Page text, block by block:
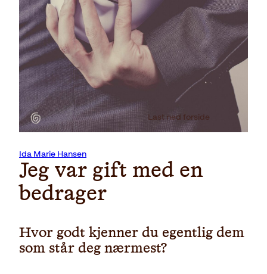
Last ned forside
Ida Marie Hansen
Jeg var gift med en
bedrager
Hvor godt kjenner du egentlig dem
som står deg nærmest?